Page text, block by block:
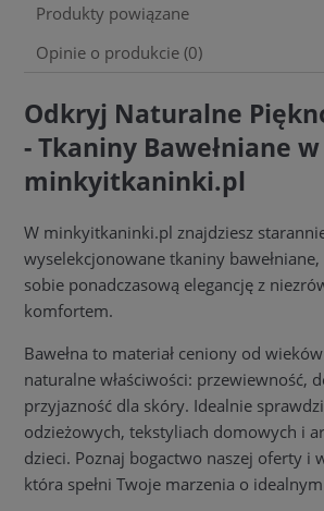
Produkty powiązane
Opinie o produkcie (0)
Odkryj Naturalne
- Tkaniny Bawełniane w
minkyitkaninki.pl
W minkyitkaninki.pl znajdziesz
wyselekcjonowane tkaniny bawełniane,
sobie ponadczasową elegancję z
komfortem.
Bawełna to materiał ceniony od
naturalne właściwości: przewiewność,
przyjazność dla skóry. Idealnie
odzieżowych, tekstyliach domowych i
dzieci. Poznaj bogactwo naszej oferty i
która spełni Twoje marzenia o